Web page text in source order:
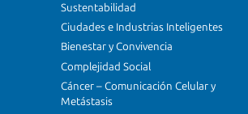
Sustentabilidad
Ciudades e Industrias Inteligentes
Bienestar y Convivencia
Complejidad Social
Cáncer – Comunicación Celular y
Metástasis